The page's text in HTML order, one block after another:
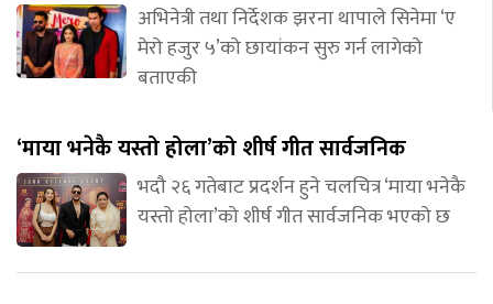
अभिनेत्री तथा निर्देशक झरना थापाले सिनेमा ‘ए
मेरो हजुर ५’को छायांकन सुरु गर्न लागेको
बताएकी
‘माया भनेकै यस्तो होला’को शीर्ष गीत सार्वजनिक
भदौ २६ गतेबाट प्रदर्शन हुने चलचित्र ‘माया भनेकै
यस्तो होला’को शीर्ष गीत सार्वजनिक भएको छ